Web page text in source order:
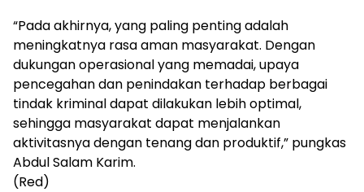
“Pada akhirnya, yang paling penting adalah
meningkatnya rasa aman masyarakat. Dengan
dukungan operasional yang memadai, upaya
pencegahan dan penindakan terhadap berbagai
tindak kriminal dapat dilakukan lebih optimal,
sehingga masyarakat dapat menjalankan
aktivitasnya dengan tenang dan produktif,” pungkas
Abdul Salam Karim.
(Red)